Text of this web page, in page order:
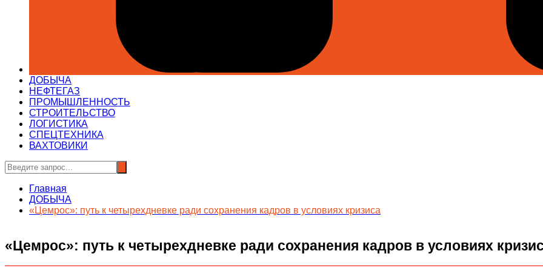
ДОБЫЧА
НЕФТЕГАЗ
ПРОМЫШЛЕННОСТЬ
СТРОИТЕЛЬСТВО
ЛОГИСТИКА
СПЕЦТЕХНИКА
ВАХТОВИКИ
Главная
ДОБЫЧА
«Цемрос»: путь к четырехдневке ради сохранения кадров в условиях кризиса
«Цемрос»: путь к четырехдневке ради сохранения кадров в условиях